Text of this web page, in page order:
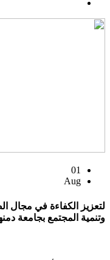
01
Aug
لتعزيز الكفاءة في مجال
وتنمية المجتمع بجامعة